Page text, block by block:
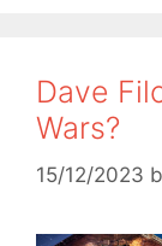
Dave
Wars?
15/12/2023